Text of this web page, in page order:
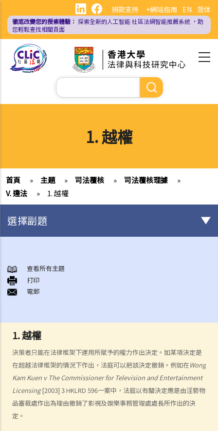
內
EN 简体
捐款支持 +網站指南
徹底改變您的搜索體驗： 探索全新的人工智能社區法網智能推薦系統 ，助
您輕鬆查找相關頁面
Search
1. 越權
首頁 » 主題 » 司法覆核 » 司法覆核理據
»
V. 違法
» 1. 越權
1.越權
決策者只能在法律框架下運用所賦予的權力作出決定。如某項決定是
在超越法律框架的情況下作出，法庭可以把該決定撤銷。例如在Wong
Kam Kuen v The Commissioner for Television and Entertainment
Licensing[2003] 3 HKLRD 596一案中，法庭以有關決定應是由淫褻物
品審裁處作出為理由撤銷了影視及娛樂事務管理處處長所作出的決
定。
選擇副題
司法覆核的基礎和法庭的角色
甚麼時候可以進行司法覆核
A. 司法覆核的獨有程序
D. 其他補救方法
E. 排除條款
F. 申請人的資格
司法覆核理據
B. 程序不當
1. 自然公義的原則
2. 公平聆訊的權利
查看所有主題
打印
電郵